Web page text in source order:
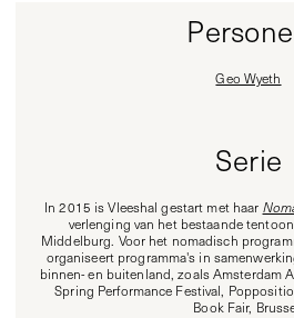
Geo Wyeth
Serie
In 2015 is Vleeshal gestart met haar
verlenging van het bestaande
Middelburg. Voor het nomadisch
organiseert programma's in
binnen- en buitenland, zoals Amsterdam
Spring Performance Festival,
Book Fair,